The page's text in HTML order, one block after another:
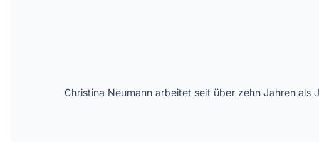
Christina Neumann arbeitet seit über zehn Jahren als